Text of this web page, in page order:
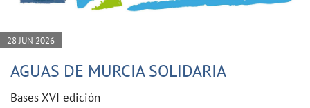
28 JUN 2026
AGUAS DE MURCIA SOLIDARIA
Bases XVI edición